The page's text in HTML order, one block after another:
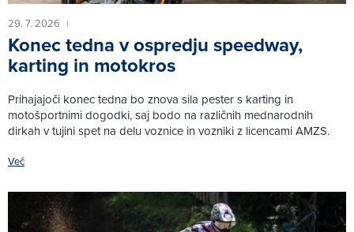
29. 7. 2026 |
Konec tedna v ospredju speedway,
karting in motokros
Prihajajoči konec tedna bo znova sila pester s karting in
motošportnimi dogodki, saj bodo na različnih mednarodnih
dirkah v tujini spet na delu voznice in vozniki z licencami AMZS.
Več